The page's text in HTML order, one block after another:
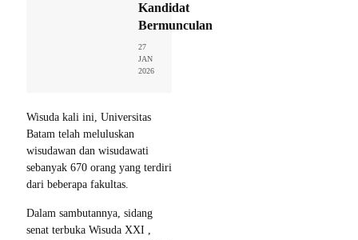
Kandidat
Bermunculan
27
JAN
2026
Wisuda kali ini, Universitas
Batam telah meluluskan
wisudawan dan wisudawati
sebanyak 670 orang yang terdiri
dari beberapa fakultas.
Dalam sambutannya, sidang
senat terbuka Wisuda XXI ,